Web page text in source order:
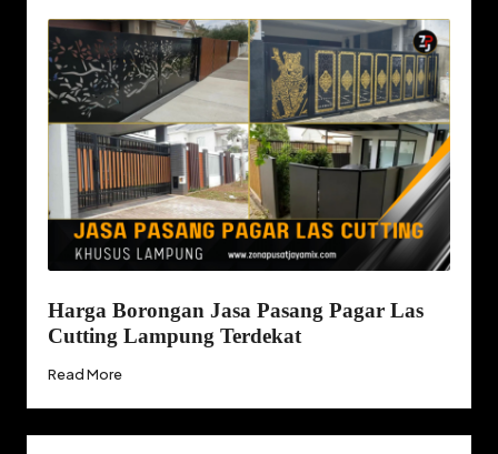
Harga Borongan Jasa Pasang Pagar Las
Cutting Lampung Terdekat
Read More